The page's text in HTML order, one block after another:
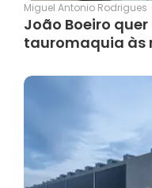
Miguel Antonio Rodrigues
João Boeiro
tauromaquia às